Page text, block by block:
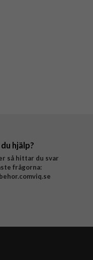
hjälp?
så hittar du svar
frågorna: